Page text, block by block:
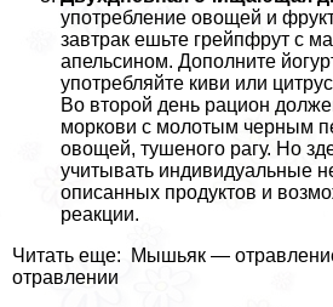
употрeбление овощей и
завтpaк ешьте грейпфрут с
апельсином. Дополните
употрeбляйте киви или
Во второй день рацион
моркови с молотым черным
овощей, тушеного рагу. Но
учитывать индивидуальные
описанных продуктов и
реакции.
Читать еще: Мышьяк —
отравлении